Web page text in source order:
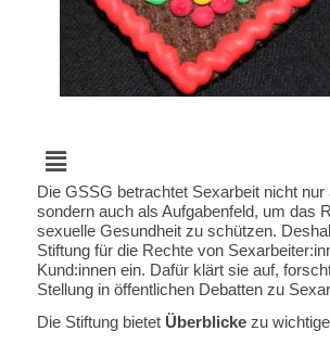
Menü
Die GSSG betrachtet Sexarbeit nicht nur
sondern auch als Aufgabenfeld, um das
sexuelle Gesundheit zu schützen.
Stiftung für die Rechte von
Kund:innen ein. Dafür klärt sie auf,
Stellung in öffentlichen Debatten zu
Die Stiftung bietet Überblicke zu